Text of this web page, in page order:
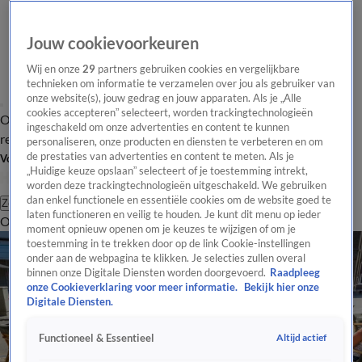
Overzicht Laatste nieuws Regionieuws Het beste van Hart
Tip de
redactie
Volg Hart van Nederland
Zoeken
OverzichtRegioUitzendingenWeerTip de redactiePanelVideo's
Jouw cookievoorkeuren
Wij en onze29 partners gebruiken cookies en vergelijkbare
technieken om informatie te verzamelen over jou als gebruiker van
onze website(s), jouw gedrag en jouw apparaten. Als je „Alle
cookies accepteren” selecteert, worden trackingtechnologieën
ingeschakeld om onze advertenties en content te kunnen
personaliseren, onze producten en diensten te verbeteren en om
de prestaties van advertenties en content te meten. Als je
„Huidige keuze opslaan” selecteert of je toestemming intrekt,
worden deze trackingtechnologieën uitgeschakeld. We gebruiken
dan enkel functionele en essentiële cookies om de website goed te
laten functioneren en veilig te houden. Je kunt dit menu op ieder
moment opnieuw openen om je keuzes te wijzigen of om je
toestemming in te trekken door op de link Cookie-instellingen
onder aan de webpagina te klikken. Je selecties zullen overal
binnen onze Digitale Diensten worden doorgevoerd. Raadpleeg
onze Cookieverklaring voor meer informatie.
Bekijk hier onze
Digitale Diensten.
Functioneel & Essentieel Altijd actief